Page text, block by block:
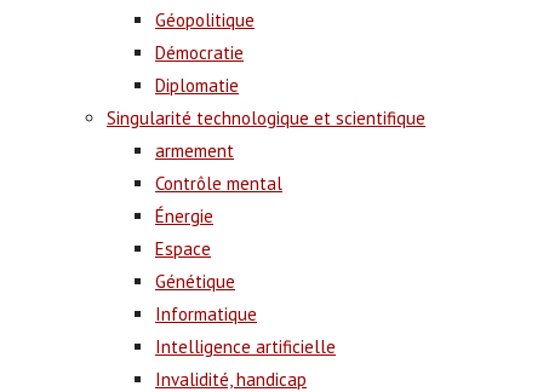
Géopolitique
Démocratie
Diplomatie
Singularité technologique et scientifique
armement
Contrôle mental
Énergie
Espace
Génétique
Informatique
Intelligence artificielle
Invalidité, handicap